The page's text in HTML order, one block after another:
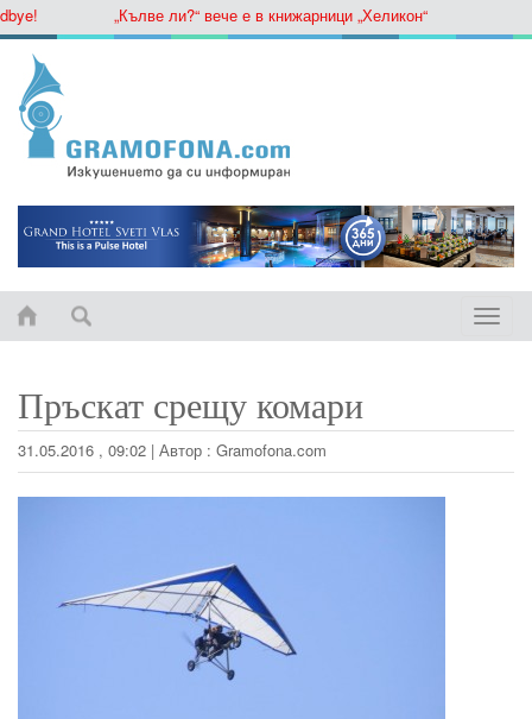
„Кълве ли?“ вече е в книжарници „Хеликон“
Toggle
Пръскат срещу комари
31.05.2016 , 09:02 | Автор : Gramofona.com